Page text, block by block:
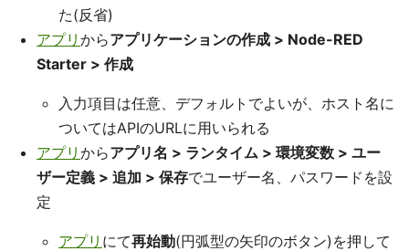
た(反省)
アプリ からアプリケーションの作成 > Node-RED
Starter > 作成
入力項目は任意、デフォルトでよいが、ホスト名に
ついてはAPIのURLに用いられる
アプリ からアプリ名 > ランタイム > 環境変数 > ユー
ザー定義 > 追加 > 保存でユーザー名、パスワードを設
定
アプリ にて再始動(円弧型の矢印のボタン)を押して